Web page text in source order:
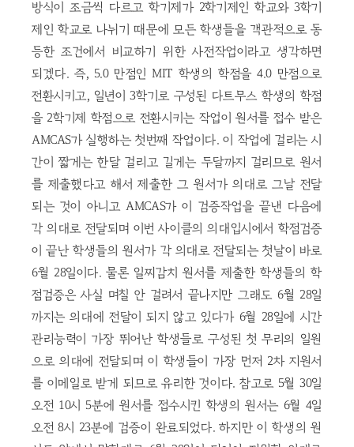
방식이 조금씩 다르고 학기제가 2학기제인 학교와 3학기
제인 학교로 나뉘기 때문에 모든 학생들을 객관적으로 동
등한 조건에서 비교하기 위한 사전작업이라고 생각하면
되겠다. 즉, 5.0 만점인 MIT 학생의 학점을 4.0 만점으로
전환시키고, 일년이 3학기로 구성된 다트무스 학생의 학점
을 2학기제 학점으로 전환시키는 작업이 원서를 접수 받은
AMCAS가 실행하는 첫번째 작업이다. 이 작업에 걸리는 시
간이 짧게는 한달 걸리고 길게는 두달까지 걸리므로 원서
를 제출했다고 해서 제출한 그 원서가 의대로 그날 전달
되는 것이 아니고 AMCAS가 이 검증작업을 끝낸 다음에
각 의대로 전달되며 이번 사이클의 의대입시에서 학점검증
이 끝난 학생들의 원서가 각 의대로 전달되는 첫날이 바로
6월 28일이다. 물론 일찌감치 원서를 제출한 학생들의 학
점검증은 사실 며칠 안 걸려서 끝나지만 그래도 6월 28일
까지는 의대에 전달이 되지 않고 있다가 6월 28일에 시간
관리능력이 가장 뛰어난 학생들로 구성된 첫 무리의 일원
으로 의대에 전달되며 이 학생들이 가장 먼저 2차 지원서
를 이메일로 받게 되므로 유리한 것이다. 참고로 5월 30일
오전 10시 5분에 원서를 접수시킨 학생의 원서는 6월 4일
오전 8시 23분에 검증이 완료되었다. 하지만 이 학생의 원